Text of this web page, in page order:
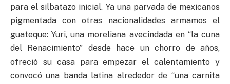
para el silbatazo inicial. Ya una parvada de mexicanos
pigmentada con otras nacionalidades armamos el
guateque: Yuri, una moreliana avecindada en “la cuna
del Renacimiento” desde hace un chorro de años,
ofreció su casa para empezar el calentamiento y
convocó una banda latina alrededor de “una carnita